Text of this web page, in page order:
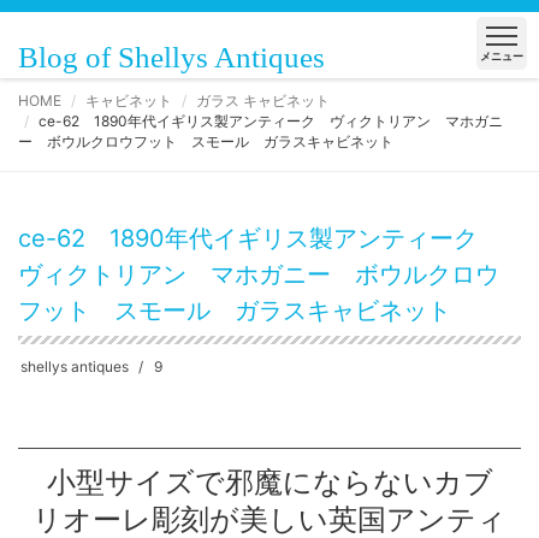
Blog of Shellys Antiques メニュー
HOME キャビネット
ガラス キャビネット
ce-62 1890年代イギリス製アンティーク ヴィクトリアン マホガニ
ー ボウルクロウフット スモール ガラスキャビネット
ce-62 1890年代イギリス製アンティーク
ヴィクトリアン マホガニー ボウルクロウ
フット スモール ガラスキャビネット
shellys antiques 9
小型サイズで邪魔にならないカブ
リオーレ彫刻が美しい英国アンティ